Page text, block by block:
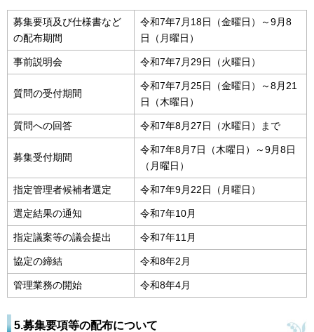
募集要項及び仕様書など
の配布期間
令和7年7月18日（金曜日）～9月8
日（月曜日）
事前説明会 令和7年7月29日（火曜日）
質問の受付期間
令和7年7月25日（金曜日）～8月21
日（木曜日）
質問への回答 令和7年8月27日（水曜日）まで
募集受付期間
令和7年8月7日（木曜日）～9月8日
（月曜日）
指定管理者候補者選定 令和7年9月22日（月曜日）
選定結果の通知 令和7年10月
指定議案等の議会提出 令和7年11月
協定の締結 令和8年2月
管理業務の開始 令和8年4月
5.募集要項等の配布について